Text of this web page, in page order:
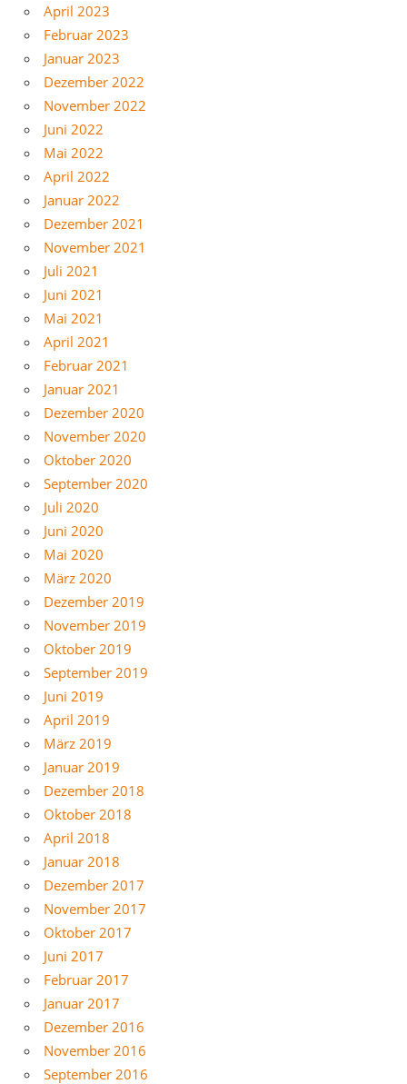
April 2023
Februar 2023
Januar 2023
Dezember 2022
November 2022
Juni 2022
Mai 2022
April 2022
Januar 2022
Dezember 2021
November 2021
Juli 2021
Juni 2021
Mai 2021
April 2021
Februar 2021
Januar 2021
Dezember 2020
November 2020
Oktober 2020
September 2020
Juli 2020
Juni 2020
Mai 2020
März 2020
Dezember 2019
November 2019
Oktober 2019
September 2019
Juni 2019
April 2019
März 2019
Januar 2019
Dezember 2018
Oktober 2018
April 2018
Januar 2018
Dezember 2017
November 2017
Oktober 2017
Juni 2017
Februar 2017
Januar 2017
Dezember 2016
November 2016
September 2016